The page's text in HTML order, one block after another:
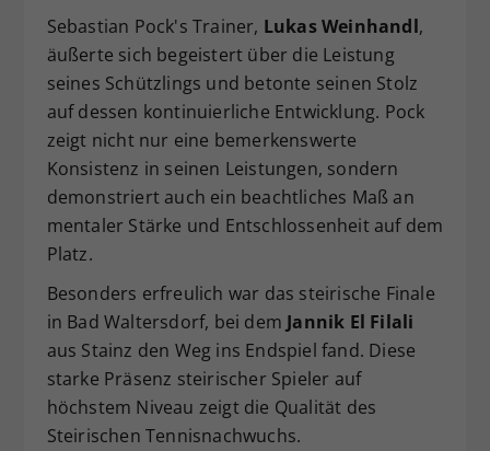
Sebastian Pock's Trainer, Lukas Weinhandl,
äußerte sich begeistert über die Leistung
seines Schützlings und betonte seinen Stolz
auf dessen kontinuierliche Entwicklung. Pock
zeigt nicht nur eine bemerkenswerte
Konsistenz in seinen Leistungen, sondern
demonstriert auch ein beachtliches Maß an
mentaler Stärke und Entschlossenheit auf dem
Platz.
Besonders erfreulich war das steirische Finale
in Bad Waltersdorf, bei dem Jannik El Filali
aus Stainz den Weg ins Endspiel fand. Diese
starke Präsenz steirischer Spieler auf
höchstem Niveau zeigt die Qualität des
Steirischen Tennisnachwuchs.